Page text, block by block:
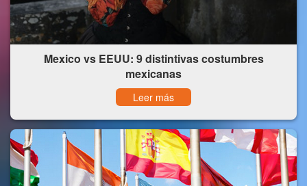
Mexico vs EEUU: 9 distintivas costumbres
mexicanas
Leer más